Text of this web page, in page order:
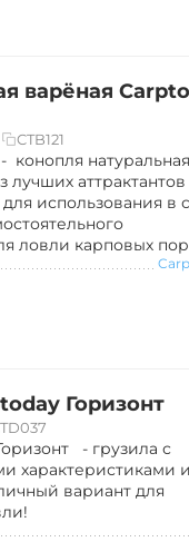
варёная
CTB121
конопля
лучших аттрактантов
использования в
ловли карповых
Горизонт
- грузила с
характеристиками и
вариант для